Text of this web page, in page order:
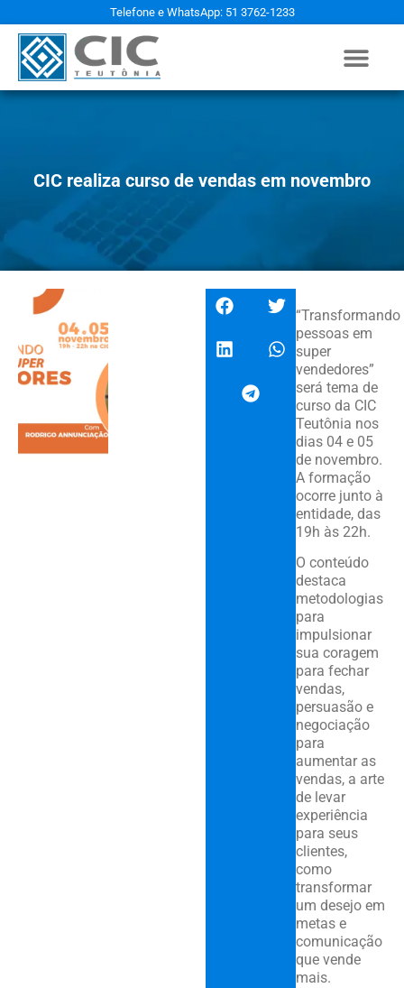
Telefone e WhatsApp: 51 3762-1233
CIC realiza curso de vendas em novembro
“Transformando
pessoas em
super
vendedores”
será tema de
curso da CIC
Teutônia nos
dias 04 e 05
de novembro.
A formação
ocorre junto à
entidade, das
19h às 22h.
O conteúdo
destaca
metodologias
para
impulsionar
sua coragem
para fechar
vendas,
persuasão e
negociação
para
aumentar as
vendas, a arte
de levar
experiência
para seus
clientes,
como
transformar
um desejo em
metas e
comunicação
que vende
mais.